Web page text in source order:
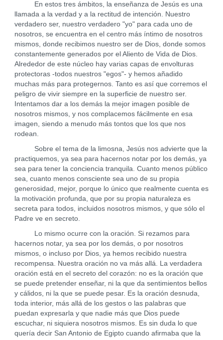
En estos tres ámbitos, la enseñanza de Jesús es una
llamada a la verdad y a la rectitud de intención. Nuestro
verdadero ser, nuestro verdadero "yo" para cada uno de
nosotros, se encuentra en el centro más íntimo de nosotros
mismos, donde recibimos nuestro ser de Dios, donde somos
constantemente generados por el Aliento de Vida de Dios.
Alrededor de este núcleo hay varias capas de envolturas
protectoras -todos nuestros "egos"- y hemos añadido
muchas más para protegernos. Tanto es así que corremos el
peligro de vivir siempre en la superficie de nuestro ser.
Intentamos dar a los demás la mejor imagen posible de
nosotros mismos, y nos complacemos fácilmente en esa
imagen, siendo a menudo más tontos que los que nos
rodean.
Sobre el tema de la limosna, Jesús nos advierte que la
practiquemos, ya sea para hacernos notar por los demás, ya
sea para tener la conciencia tranquila. Cuanto menos público
sea, cuanto menos consciente sea uno de su propia
generosidad, mejor, porque lo único que realmente cuenta es
la motivación profunda, que por su propia naturaleza es
secreta para todos, incluidos nosotros mismos, y que sólo el
Padre ve en secreto.
Lo mismo ocurre con la oración. Si rezamos para
hacernos notar, ya sea por los demás, o por nosotros
mismos, o incluso por Dios, ya hemos recibido nuestra
recompensa. Nuestra oración no va más allá. La verdadera
oración está en el secreto del corazón: no es la oración que
se puede pretender enseñar, ni la que da sentimientos bellos
y cálidos, ni la que se puede pesar. Es la oración desnuda,
toda interior, más allá de los gestos o las palabras que
puedan expresarla y que nadie más que Dios puede
escuchar, ni siquiera nosotros mismos. Es sin duda lo que
quería decir San Antonio de Egipto cuando afirmaba que la